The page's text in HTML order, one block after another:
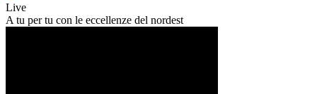
Live
A tu per tu con le eccellenze del nordest